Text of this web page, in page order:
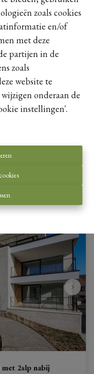
zoals cookies
en/of
met deze
partijen in de
zoals
website te
onderaan de
instellingen'.
(110m²) met 2slp
2slp nabij